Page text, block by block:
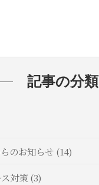
記事の分類
のお知らせ (14)
対策 (3)